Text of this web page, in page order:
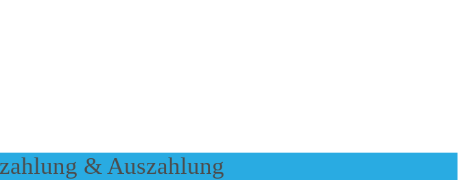
& Auszahlung